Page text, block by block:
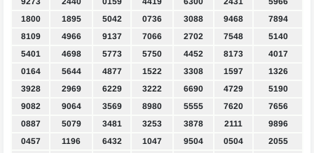
1800
1895 5042 0736 3088 9468
7894
8109
4966 9137 7066 2702 7548
5140
5401
4698 5773 5750 4452 8173
4017
0164
5644 4877 1522 3308 1597
1326
3928
2969 6229 3222 6690 4729
5190
9082
9064 3569 8980 5555 7620
7656
0887
5079 3481 3253 3878 2111
9896
0457
1196 6432 1047 9504 0504
2055